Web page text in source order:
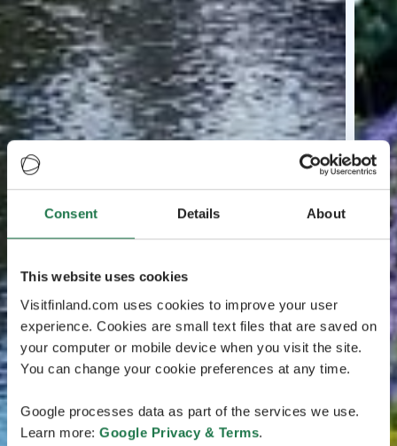
Consent Details About
This website uses cookies
Visitfinland.com uses cookies to improve your user
experience. Cookies are small text files that are saved on
your computer or mobile device when you visit the site.
You can change your cookie preferences at any time.
Google processes data as part of the services we use.
Learn more: Google Privacy & Terms.